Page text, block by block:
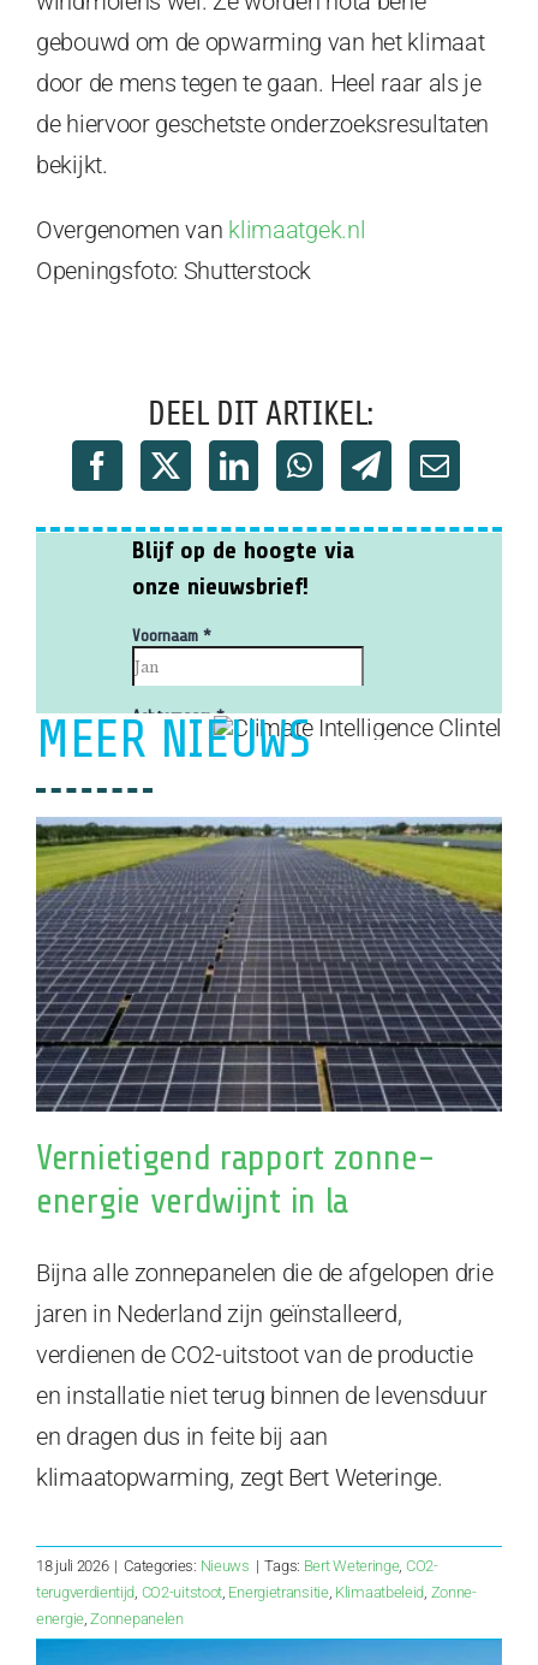
gebouwd om de opwarming van het klimaat
door de mens tegen te gaan. Heel raar als je
de hiervoor geschetste onderzoeksresultaten
bekijkt.
Overgenomen van klimaatgek.nl
Openingsfoto: Shutterstock
DEEL DIT ARTIKEL:
MEER NIEUWS
Vernietigend rapport zonne-
energie verdwijnt in la
Bijna alle zonnepanelen die de afgelopen drie
jaren in Nederland zijn geïnstalleerd,
verdienen de CO2-uitstoot van de productie
en installatie niet terug binnen de levensduur
en dragen dus in feite bij aan
klimaatopwarming, zegt Bert Weteringe.
18 juli 2026 | Categories: Nieuws | Tags: Bert Weteringe, CO2-
terugverdientijd CO2-uitstoot Energietransitie, Klimaatbeleid Zonne-
energie,Zonnepanelen